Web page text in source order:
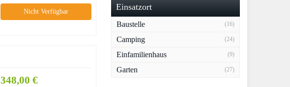
Nicht Verfügbar
348,00 €
Einsatzort
Baustelle (16)
Camping (24)
Einfamilienhaus (9)
Garten (27)